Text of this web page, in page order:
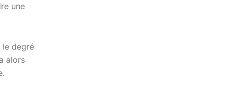
une
le degré
alors